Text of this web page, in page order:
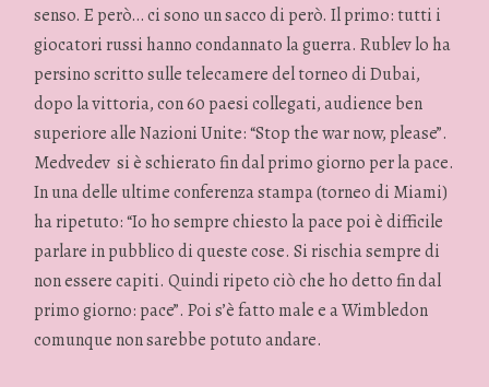
senso. E però… ci sono un sacco di però. Il primo: tutti i
giocatori russi hanno condannato la guerra. Rublev lo ha
persino scritto sulle telecamere del torneo di Dubai,
dopo la vittoria, con 60 paesi collegati, audience ben
superiore alle Nazioni Unite: “Stop the war now, please”.
Medvedev si è schierato fin dal primo giorno per la pace.
In una delle ultime conferenza stampa (torneo di Miami)
ha ripetuto: “Io ho sempre chiesto la pace poi è difficile
parlare in pubblico di queste cose. Si rischia sempre di
non essere capiti. Quindi ripeto ciò che ho detto fin dal
primo giorno: pace”. Poi s’è fatto male e a Wimbledon
comunque non sarebbe potuto andare.